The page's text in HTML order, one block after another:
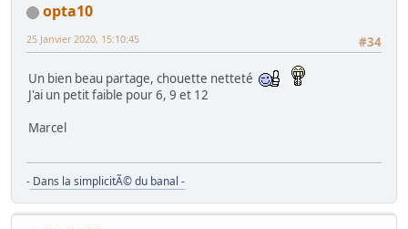
opta10
#34
25 Janvier 2020, 15:10:45
Un bien beau partage, chouette netteté
J'ai un petit faible pour 6, 9 et 12
Marcel
- Dans la simplicitÃ© du banal -